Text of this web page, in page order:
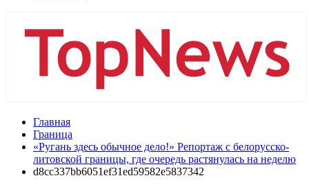
Главная
Граница
«Ругань здесь обычное дело!» Репортаж с белорусско-
литовской границы, где очередь растянулась на неделю
d8cc337bb6051ef31ed59582e5837342